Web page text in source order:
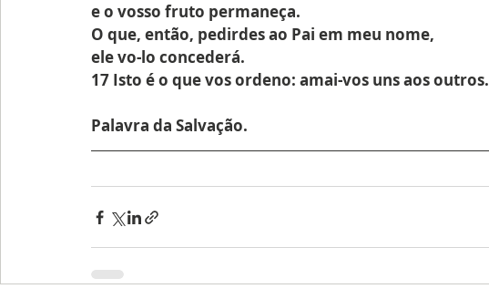
e o vosso fruto permaneça.
O que, então, pedirdes ao Pai em meu nome,
ele vo-lo concederá.
17 Isto é o que vos ordeno: amai-vos uns aos outros.
Palavra da Salvação.